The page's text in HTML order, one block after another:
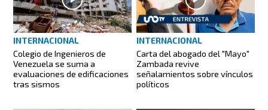
INTERNACIONAL
Colegio de Ingenieros de
Venezuela se suma a
evaluaciones de edificaciones
tras sismos
INTERNACIONAL
Carta del abogado del "Mayo"
Zambada revive
señalamientos sobre vínculos
políticos